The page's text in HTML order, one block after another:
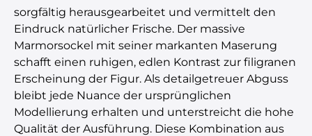
sorgfältig herausgearbeitet und vermittelt den
Eindruck natürlicher Frische. Der massive
Marmorsockel mit seiner markanten Maserung
schafft einen ruhigen, edlen Kontrast zur filigranen
Erscheinung der Figur. Als detailgetreuer Abguss
bleibt jede Nuance der ursprünglichen
Modellierung erhalten und unterstreicht die hohe
Qualität der Ausführung. Diese Kombination aus